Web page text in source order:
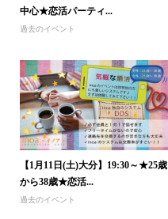
中心★恋活パーティ...
過去のイベント
【1月11日(土)大分】19:30～★25歳
から38歳★恋活...
過去のイベント